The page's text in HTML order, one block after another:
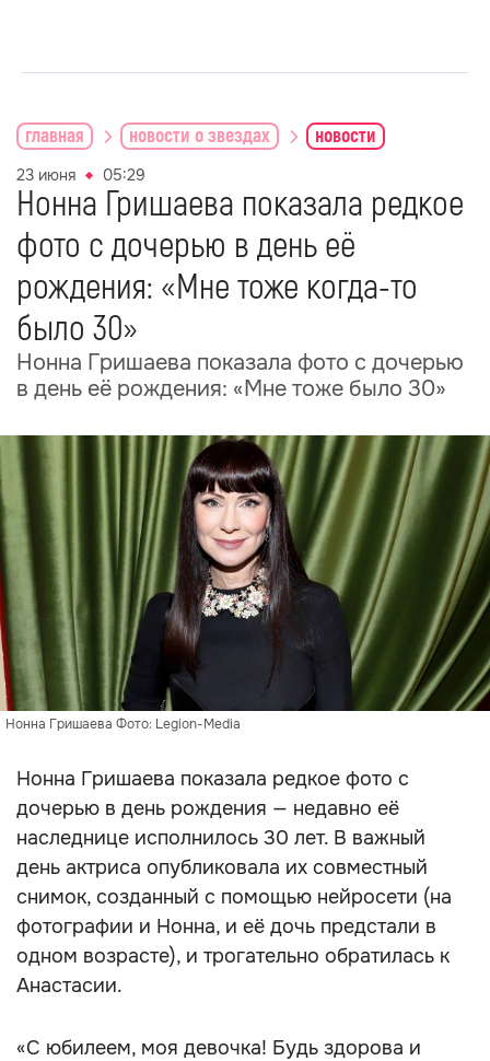
главная новости о звездах новости
23 июня 05:29
Нонна Гришаева показала редкое
фото с дочерью в день её
рождения: «Мне тоже когда-то
было 30»
Нонна Гришаева показала фото с дочерью
в день её рождения: «Мне тоже было 30»
Нонна Гришаева Фото: Legion-Media
Нонна Гришаева показала редкое фото с
дочерью в день рождения — недавно её
наследнице исполнилось 30 лет. В важный
день актриса опубликовала их совместный
снимок, созданный с помощью нейросети (на
фотографии и Нонна, и её дочь предстали в
одном возрасте), и трогательно обратилась к
Анастасии.
«С юбилеем, моя девочка! Будь здорова и